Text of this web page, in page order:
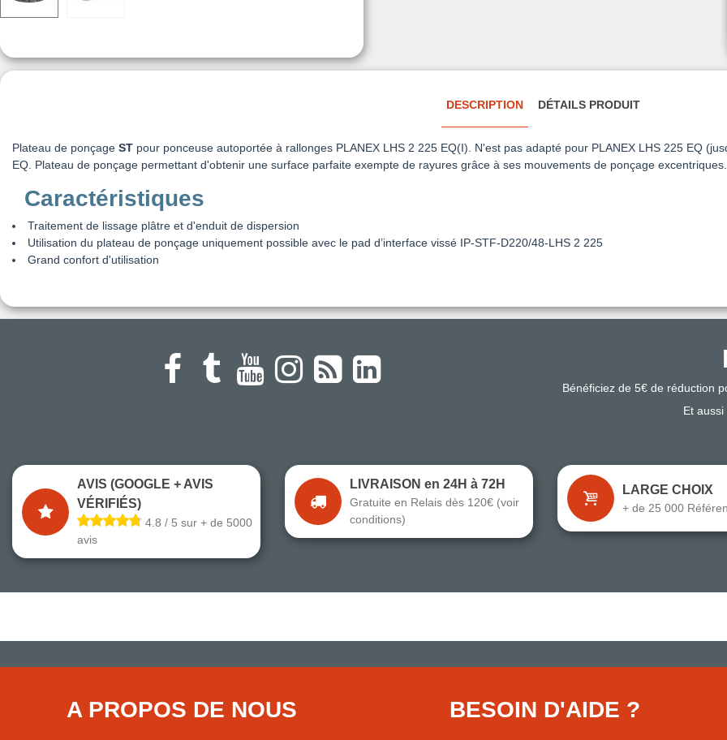
DESCRIPTION DÉTAILS PRODUIT
Plateau de ponçage ST pour ponceuse autoportée à rallonges PLANEX LHS 2 225 EQ(I). N'est pas adapté pour PLANEX LHS 225 EQ
EQ. Plateau de ponçage permettant d'obtenir une surface parfaite exempte de rayures grâce à ses mouvements de ponçage excentriques.
Caractéristiques
Traitement de lissage plâtre et d'enduit de dispersion
Utilisation du plateau de ponçage uniquement possible avec le pad d’interface vissé IP-STF-D220/48-LHS 2 225
Grand confort d'utilisation
Bénéficiez de 5€ de réduction
Et
AVIS (GOOGLE + AVIS
VÉRIFIÉS)
4.8 / 5 sur + de 5000
avis
LIVRAISON en 24H à 72H
Gratuite en Relais dès 120€ (voir
conditions)
LARGE CHOIX
+ de 25 000
A PROPOS DE NOUS BESOIN D'AIDE ?